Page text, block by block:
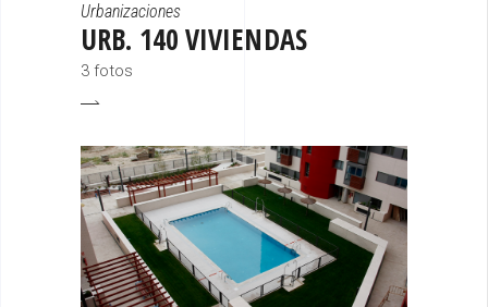
Urbanizaciones
URB. 140 VIVIENDAS
3 fotos